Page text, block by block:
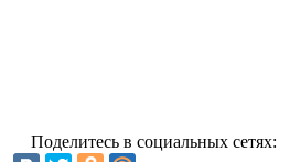
Поделитесь в социальных сетях: